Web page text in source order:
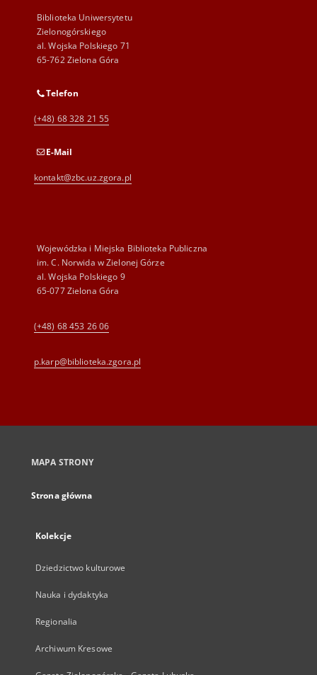
Biblioteka Uniwersytetu
Zielonogórskiego
al. Wojska Polskiego 71
65-762 Zielona Góra
Telefon
(+48) 68 328 21 55
E-Mail
kontakt@zbc.uz.zgora.pl
Wojewódzka i Miejska Biblioteka Publiczna
im. C. Norwida w Zielonej Górze
al. Wojska Polskiego 9
65-077 Zielona Góra
(+48) 68 453 26 06
p.karp@biblioteka.zgora.pl
MAPA STRONY
Strona główna
Kolekcje
Dziedzictwo kulturowe
Nauka i dydaktyka
Regionalia
Archiwum Kresowe